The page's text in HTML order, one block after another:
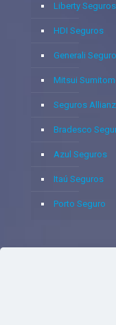
Liberty Seguros
HDI Seguros
Generali
Mitsui
Seguros
Bradesco
Azul Seguros
Itaú Seguros
Porto Seguro
© 2020 - Yoshie &
05.459.716/